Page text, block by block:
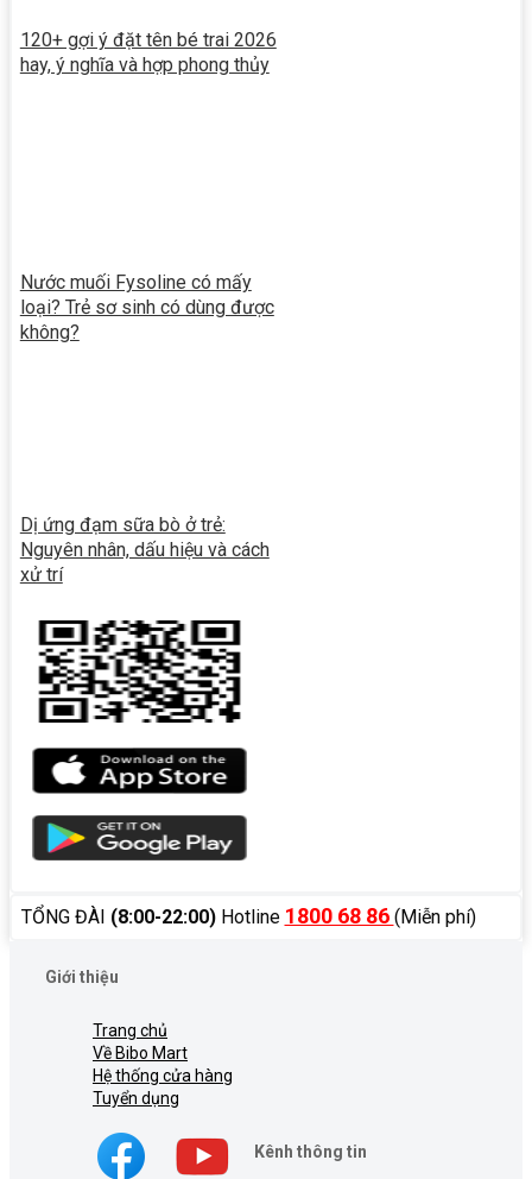
120+ gợi ý đặt tên bé trai 2026
hay, ý nghĩa và hợp phong thủy
Nước muối Fysoline có mấy
loại? Trẻ sơ sinh có dùng được
không?
Dị ứng đạm sữa bò ở trẻ:
Nguyên nhân, dấu hiệu và cách
xử trí
TỔNG ĐÀI (8:00-22:00)Hotline 1800 68 86 (Miễn phí)
Giới thiệu
Trang chủ
Về Bibo Mart
Hệ thống cửa hàng
Tuyển dụng
Kênh thông tin